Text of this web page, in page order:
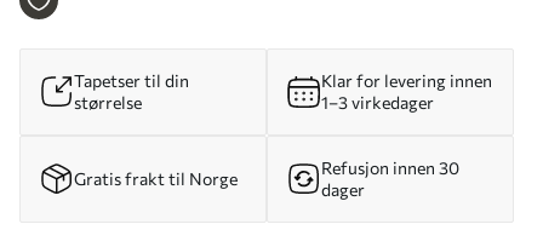
Tapetser til din
størrelse
Klar for levering innen
1–3 virkedager
Gratis frakt til Norge
Refusjon innen 30
dager